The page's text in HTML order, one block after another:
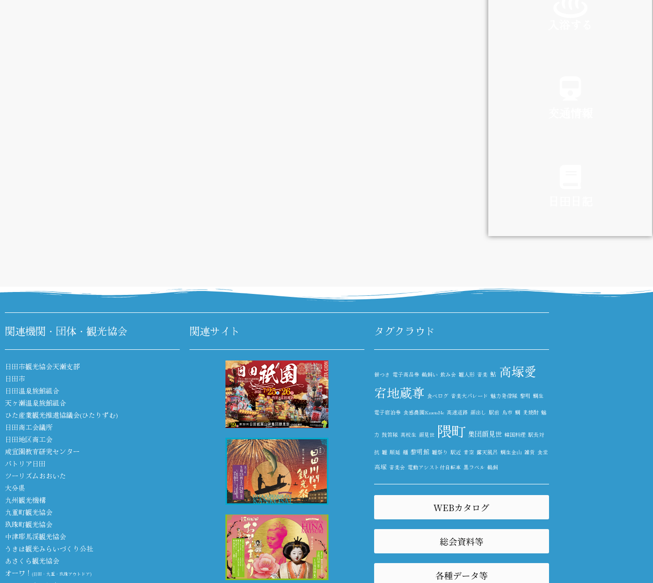
DIARY
関連機関・団体・観光協会
日田市観光協会天瀬支部
日田市
日田温泉旅館組合
天ヶ瀬温泉旅館組合
ひた産業観光推進協議会(ひたりずむ)
日田商工会議所
日田地区商工会
咸宜園教育研究センター
パトリア日田
ツーリズムおおいた
大分県
九州観光機構
九重町観光協会
玖珠町観光協会
中津耶馬渓観光協会
うきは観光みらいづくり公社
あさくら観光協会
オーワ！ (日田・九重・玖珠アウトドア)
関連サイト タグクラウド
餅つき 電子商品券 鵜飼い 飲み会 雛人形 音楽 鮎 高塚愛
宕地蔵尊 食べログ 音楽大パレード 魅力発信隊 黎明 鯛生
電子宿泊券 食感農園KazetoNe 高速道路 顔出し 駅前 鳥市 鯛 麦焼酎 魅
力 鼓笛隊 高校生 顔見世 隈町 集団顔見世 韓国料理 駅長対
抗 雛 順延 麺 黎明館 雛祭り 駅近 青空 露天風呂 鯛生金山 雑貨 食堂
高塚 音楽会 電動アシスト付自転車 黒ラベル 鵜飼
WEBカタログ
総会資料等
各種データ等